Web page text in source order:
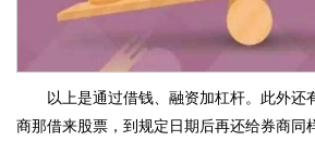
以上是通过借钱、融资加杠杆。此外还
商那借来股票，到规定日期后再还给券商同